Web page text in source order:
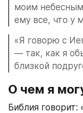
моим
ему все, что у
«Я говорю с
— так, как я
близкой
О чем я
Библия